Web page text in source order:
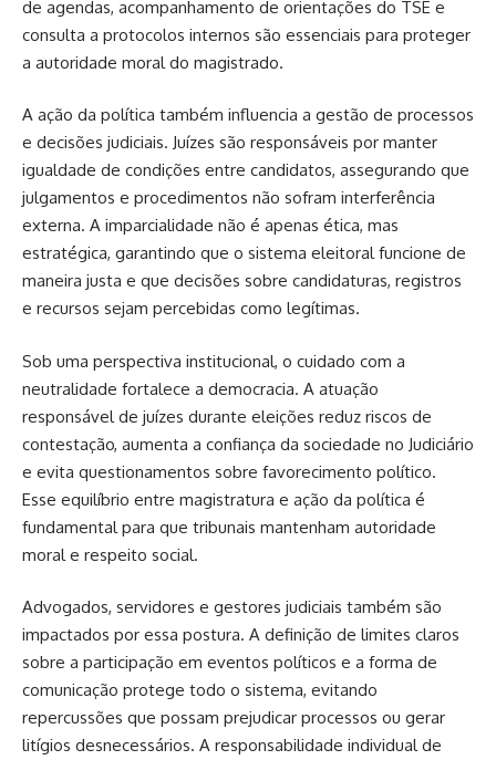
de agendas, acompanhamento de orientações do TSE e
consulta a protocolos internos são essenciais para proteger
a autoridade moral do magistrado.
A ação da política também influencia a gestão de processos
e decisões judiciais. Juízes são responsáveis por manter
igualdade de condições entre candidatos, assegurando que
julgamentos e procedimentos não sofram interferência
externa. A imparcialidade não é apenas ética, mas
estratégica, garantindo que o sistema eleitoral funcione de
maneira justa e que decisões sobre candidaturas, registros
e recursos sejam percebidas como legítimas.
Sob uma perspectiva institucional, o cuidado com a
neutralidade fortalece a democracia. A atuação
responsável de juízes durante eleições reduz riscos de
contestação, aumenta a confiança da sociedade no Judiciário
e evita questionamentos sobre favorecimento político.
Esse equilíbrio entre magistratura e ação da política é
fundamental para que tribunais mantenham autoridade
moral e respeito social.
Advogados, servidores e gestores judiciais também são
impactados por essa postura. A definição de limites claros
sobre a participação em eventos políticos e a forma de
comunicação protege todo o sistema, evitando
repercussões que possam prejudicar processos ou gerar
litígios desnecessários. A responsabilidade individual de